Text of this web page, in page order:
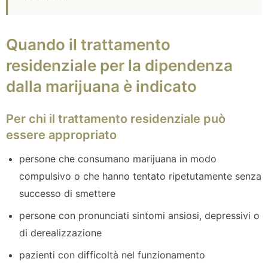
Quando il trattamento
residenziale per la dipendenza
dalla marijuana è indicato
Per chi il trattamento residenziale può
essere appropriato
persone che consumano marijuana in modo
compulsivo o che hanno tentato ripetutamente senza
successo di smettere
persone con pronunciati sintomi ansiosi, depressivi o
di derealizzazione
pazienti con difficoltà nel funzionamento